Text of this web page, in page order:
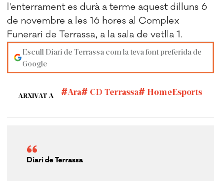
l'enterrament es durà a terme aquest dilluns 6
de novembre a les 16 hores al Complex
Funerari de Terrassa, a la sala de vetlla 1.
Escull Diari de Terrassa com la teva font preferida de
Google
ARXIVAT A Ara CD Terrassa HomeEsports
Diari de Terrassa